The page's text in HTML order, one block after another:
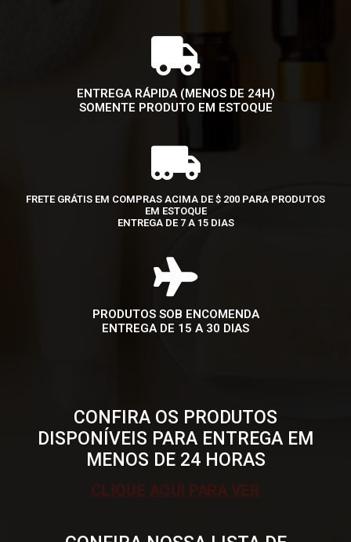
ENTREGA RÁPIDA (MENOS DE 24H)
SOMENTE PRODUTO EM ESTOQUE
FRETE GRÁTIS EM COMPRAS ACIMA DE $ 200 PARA PRODUTOS
EM ESTOQUE
ENTREGA DE 7 A 15 DIAS
PRODUTOS SOB ENCOMENDA
ENTREGA DE 15 A 30 DIAS
CONFIRA OS PRODUTOS
DISPONÍVEIS PARA ENTREGA EM
MENOS DE 24 HORAS
CLIQUE AQUI PARA VER